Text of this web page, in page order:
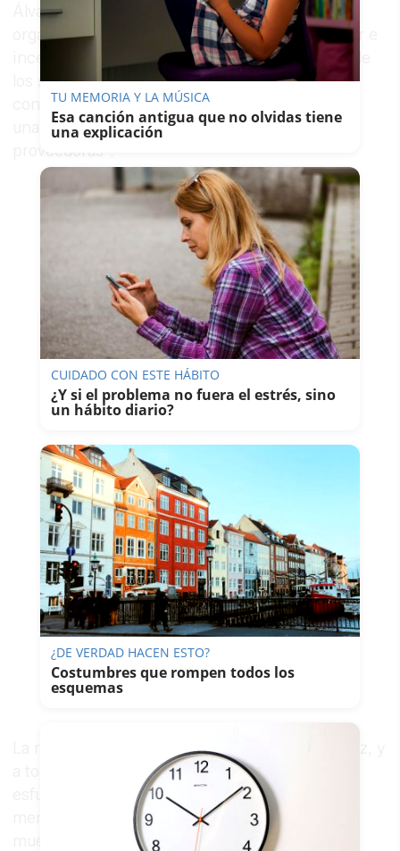
Álvarez, destaca el interés de esta feria que
organiza Tubesan, “con el objetivo de dinamizar e
incentivar la actividad profesional y comercial de
los sectores relacionados con la fontanería,
contando con la participación y la asistencia de
una representación de las principales marcas
proveedoras”.
La regidora agradece su iniciativa a Rafael Pérez, y
a todo su equipo, “por su visión comercial y su
esfuerzo por destacar lo más novedoso del
mercado", y destaca "la exposición en esta
muestra de productos innovadores que pueden
TU MEMORIA Y LA MÚSICA
Esa canción antigua que no olvidas tiene
una explicación
CUIDADO CON ESTE HÁBITO
¿Y si el problema no fuera el estrés, sino
un hábito diario?
¿DE VERDAD HACEN ESTO?
Costumbres que rompen todos los
esquemas